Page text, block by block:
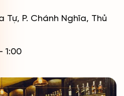
Tự, P. Chánh Nghĩa, Thủ
1:00